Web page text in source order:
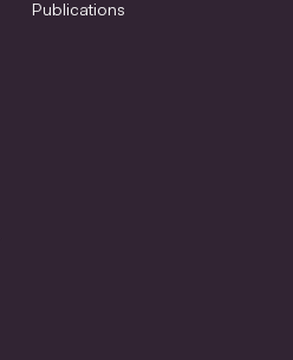
Publications